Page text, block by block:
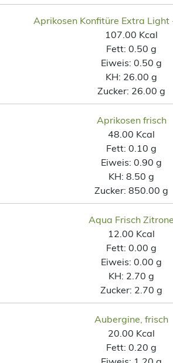
Aprikosen Konfitüre Extra Light
107.00 Kcal
Fett: 0.50 g
Eiweis: 0.50 g
KH: 26.00 g
Zucker: 26.00 g
Aprikosen frisch
48.00 Kcal
Fett: 0.10 g
Eiweis: 0.90 g
KH: 8.50 g
Zucker: 850.00 g
Aqua Frisch Zitrone
12.00 Kcal
Fett: 0.00 g
Eiweis: 0.00 g
KH: 2.70 g
Zucker: 2.70 g
Aubergine, frisch
20.00 Kcal
Fett: 0.20 g